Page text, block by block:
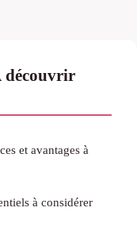
découvrir
et avantages à
à considérer